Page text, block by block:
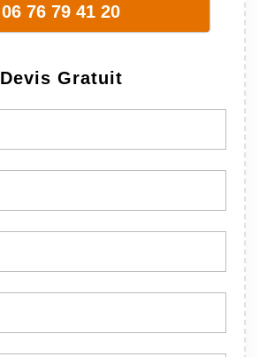
06 76 79 41 20
Devis Gratuit